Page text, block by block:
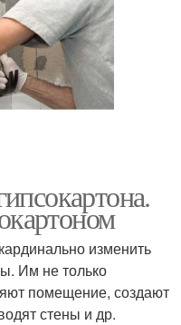
изменить
Им не только
помещение, создают
стены и др.